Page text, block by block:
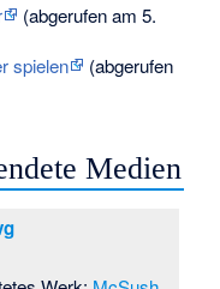
(abgerufen am 5.
spielen
(abgerufen
Medien